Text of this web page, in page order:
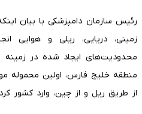
رئیس سازمان دامپزشکی با بیان
زمینی، دریایی، ریلی و هوایی
محدودیت‌های ایجاد شده در زمینه
منطقه خلیج فارس، اولین محموله
از طریق ریل و از چین، وارد کشور